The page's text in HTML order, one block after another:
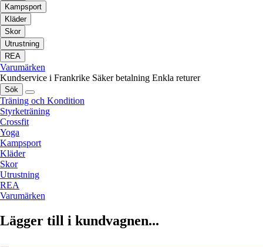
Kampsport
Kläder
Skor
Utrustning
REA
Varumärken
Kundservice i Frankrike Säker betalning Enkla returer
Sök
Träning och Kondition
Styrketräning
Crossfit
Yoga
Kampsport
Kläder
Skor
Utrustning
REA
Varumärken
Lägger till i kundvagnen...